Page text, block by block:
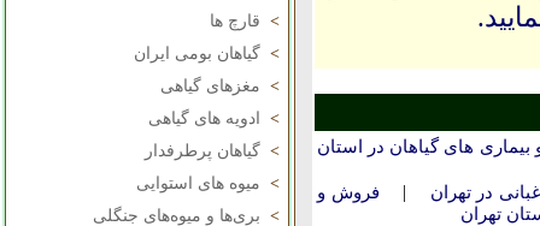
> قارچ ها
> گیاهان بومی ایران
> مغزهای گیاهی
>
ادویه های گیاهی
> گیاهان پرطرفدار
> میوه های استوایی
> بری‌ها و میوه‌های جنگلی
های گیاهان در استان
در تهران | فروش و
تهران